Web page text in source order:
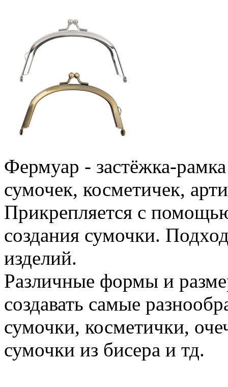
Фермуар - застёжка-
сумочек, косметичек,
Прикрепляется с
создания сумочки.
изделий.
Различные формы и
создавать самые
сумочки, косметички,
сумочки из бисера и тд.